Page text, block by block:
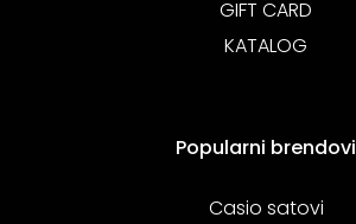
GIFT CARD
KATALOG
Popularni brendovi
Casio satovi